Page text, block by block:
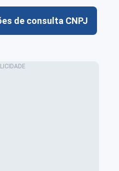
de consulta CNPJ